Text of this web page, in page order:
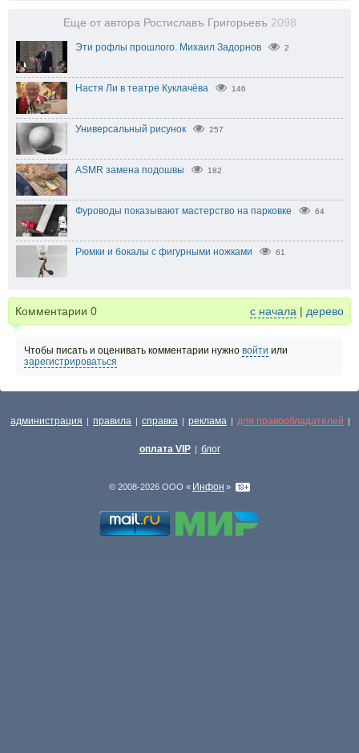
Еще от автора Ростиславъ Григорьевъ 2098
Эти рофлы прошлого. Михаил Задорнов 2
Настя Ли в театре Куклачёва 146
Универсальный рисунок 257
ASMR замена подошвы 182
Фуроводы показывают мастерство на парковке 64
Рюмки и бокалы с фигурными ножками 61
Комментарии 0 с начала | дерево
Чтобы писать и оценивать комментарии нужно войти или
зарегистрироваться
администрация | правила | справка | реклама | для правообладателей |
оплата VIP | блог
© 2008-2026 ООО « Инфон »